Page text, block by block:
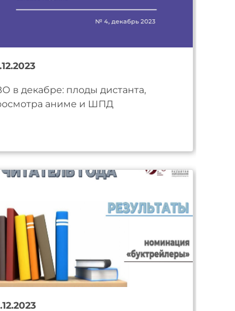
в декабре: плоды дистанта,
аниме и ШПД